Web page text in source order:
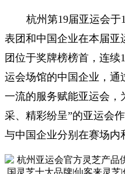
杭州第19届亚运会于
表团和中国企业在本届亚
团位于奖牌榜榜首，连续
运会场馆的中国企业，通
一流的服务赋能亚运会，
采、精彩纷呈”的亚运会
与中国企业分别在赛场内